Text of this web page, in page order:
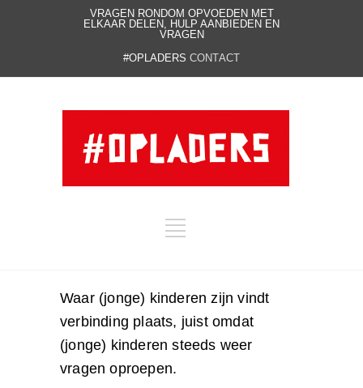
VRAGEN RONDOM OPVOEDEN MET
ELKAAR DELEN, HULP AANBIEDEN EN
VRAGEN
#OPLADERS CONTACT
Waar (jonge) kinderen zijn vindt
verbinding plaats, juist omdat
(jonge) kinderen steeds weer
vragen oproepen.